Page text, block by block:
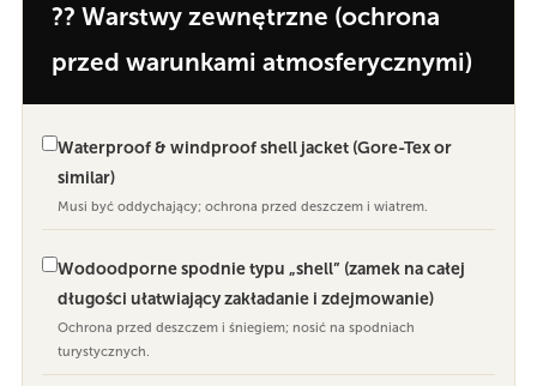
?? Warstwy zewnętrzne (ochrona
przed warunkami atmosferycznymi)
Waterproof & windproof shell jacket (Gore-Tex or
similar)
Musi być oddychający; ochrona przed deszczem i wiatrem.
Wodoodporne spodnie typu „shell” (zamek na całej
długości ułatwiający zakładanie i zdejmowanie)
Ochrona przed deszczem i śniegiem; nosić na spodniach
turystycznych.